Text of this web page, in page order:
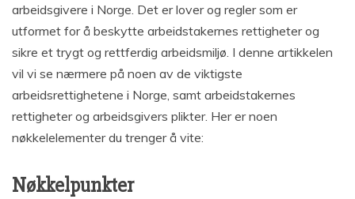
arbeidsgivere i Norge. Det er lover og regler som er
utformet for å beskytte arbeidstakernes rettigheter og
sikre et trygt og rettferdig arbeidsmiljø. I denne artikkelen
vil vi se nærmere på noen av de viktigste
arbeidsrettighetene i Norge, samt arbeidstakernes
rettigheter og arbeidsgivers plikter. Her er noen
nøkkelelementer du trenger å vite:
Nøkkelpunkter